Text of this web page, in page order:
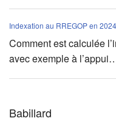
Indexation au RREGOP en 2024
Comment est calculée
avec exemple à
Babillard